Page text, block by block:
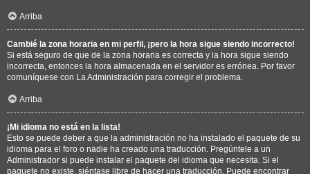
Arriba
Cambié la zona horaria en mi perfil, ¡pero la hora sigue siendo incorrecto!
Si está seguro de que de la zona horaria es correcta y la hora sigue siendo
incorrecta, entonces la hora almacenada en el servidor es errónea. Por favor
comuníquese con La Administración para corregir el problema.
Arriba
¡Mi idioma no está en la lista!
Esto se puede deber a que la administración no ha instalado el paquete de su
idioma para el foro o nadie ha creado una traducción. Pregúntele a un
Administrador si puede instalar el paquete del idioma que necesita. Si el
paquete no existe, siéntase libre de hacer una traducción. Puede encontrar